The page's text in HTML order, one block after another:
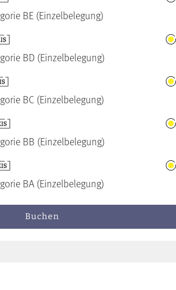
BE (Einzelbelegung)
BD (Einzelbelegung)
BC (Einzelbelegung)
BB (Einzelbelegung)
BA (Einzelbelegung)
Buchen